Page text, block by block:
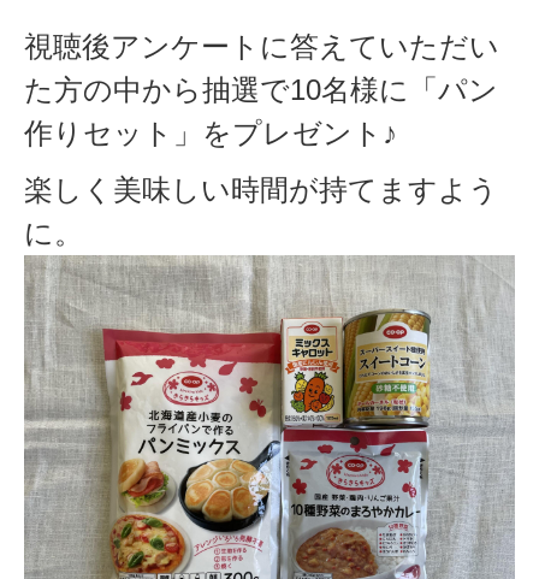
視聴後アンケートに答えていただい
た方の中から抽選で10名様に「パン
作りセット」をプレゼント♪
楽しく美味しい時間が持てますよう
に。